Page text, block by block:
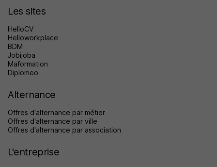
Les sites
HelloCV
Helloworkplace
BDM
Jobijoba
Maformation
Diplomeo
Alternance
Offres d'alternance par métier
Offres d'alternance par ville
Offres d'alternance par association
L'entreprise